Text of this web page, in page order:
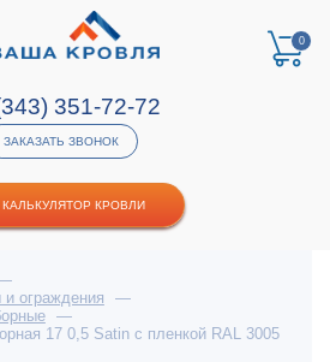
КАЛЬКУЛЯТОР КРОВЛИ
0
351-72-72
ЗАКАЗАТЬ ЗВОНОК
ограждения
—
—
17 0,5 Satin с пленкой RAL 3005